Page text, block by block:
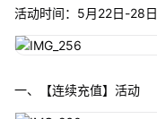
活动时间：5月22日-28日
一、【连续充值】活动